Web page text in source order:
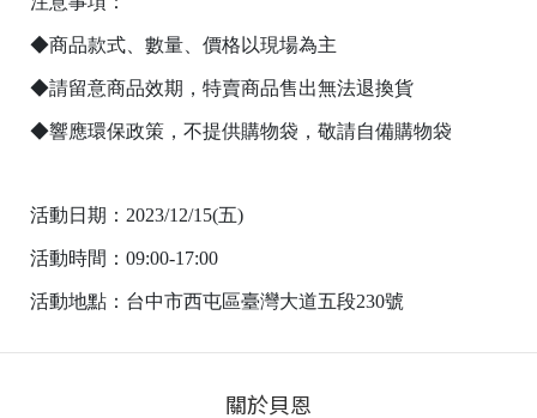
◆商品款式、數量、價格以現場為主
◆請留意商品效期，特賣商品售出無法退換貨
◆響應環保政策，不提供購物袋，敬請自備購物袋
活動日期：2023/12/15(五)
活動時間：09:00-17:00
活動地點：台中市西屯區臺灣大道五段230號
關於貝恩